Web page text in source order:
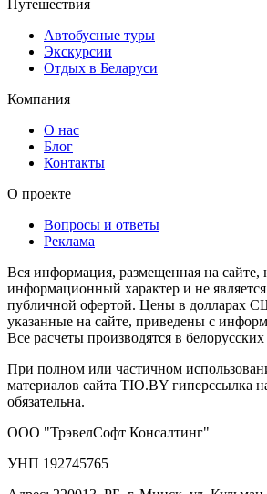
Путешествия
Автобусные туры
Экскурсии
Отдых в Беларуси
Компания
О нас
Блог
Контакты
О проекте
Вопросы и ответы
Реклама
Вся информация, размещенная на сайте,
информационный характер и не
публичной офертой. Цены в долларах
указанные на сайте, приведены с
Все расчеты производятся в
При полном или частичном
материалов сайта TIO.BY гиперссылка
обязательна.
ООО "ТрэвелСофт Консалтинг"
УНП 192745765